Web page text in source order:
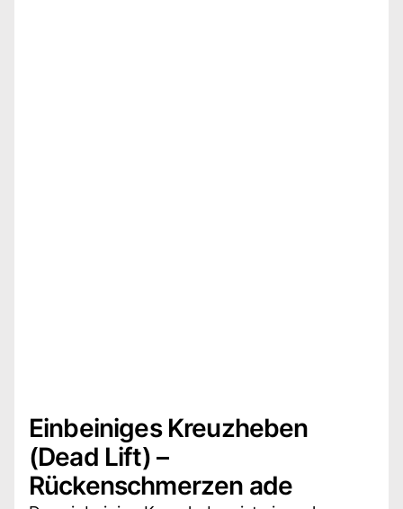
Einbeiniges Kreuzheben
(Dead Lift) –
Rückenschmerzen ade